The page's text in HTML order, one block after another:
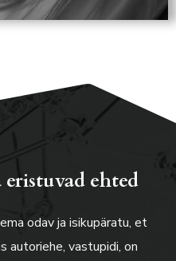
ehted
odav ja isikupäratu, et
autoriehe, vastupidi, on